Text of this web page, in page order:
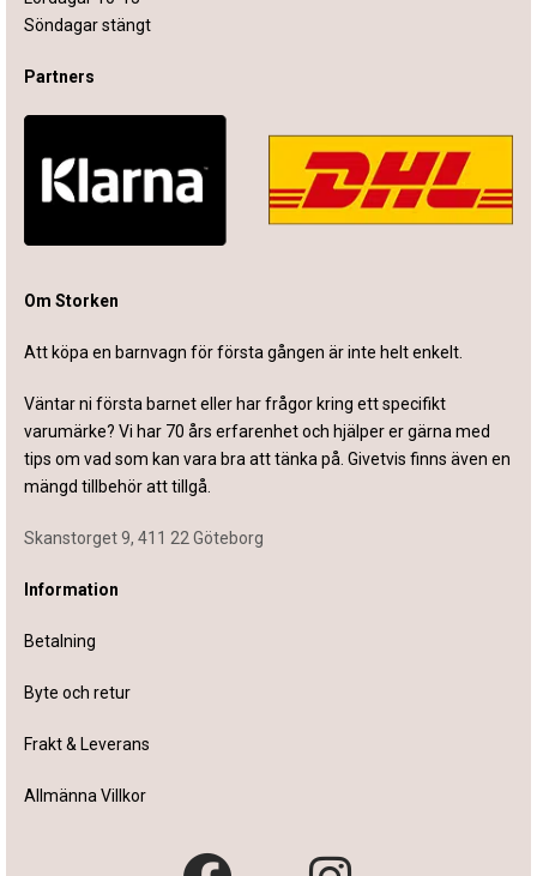
Söndagar stängt
Partners
Om Storken
Att köpa en barnvagn för första gången är inte helt enkelt.
Väntar ni första barnet eller har frågor kring ett specifikt
varumärke? Vi har 70 års erfarenhet och hjälper er gärna med
tips om vad som kan vara bra att tänka på. Givetvis finns även en
mängd tillbehör att tillgå.
Skanstorget 9, 411 22 Göteborg
Information
Betalning
Byte och retur
Frakt & Leverans
Allmänna Villkor